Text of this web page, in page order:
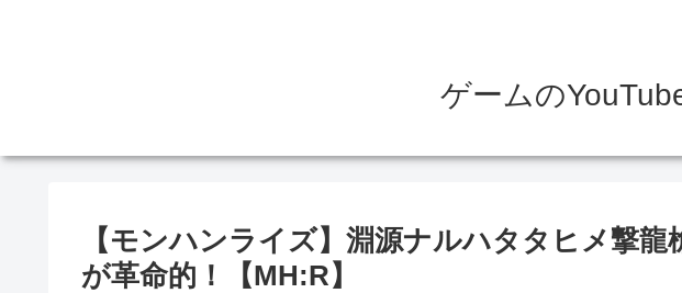
ゲームの
【モンハンライズ】淵源ナルハタタヒメ撃
が革命的！【MH:R】